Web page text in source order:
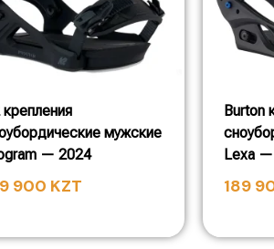
крепления
мужские
— 2024
900 KZT
Burton
Lexa
189